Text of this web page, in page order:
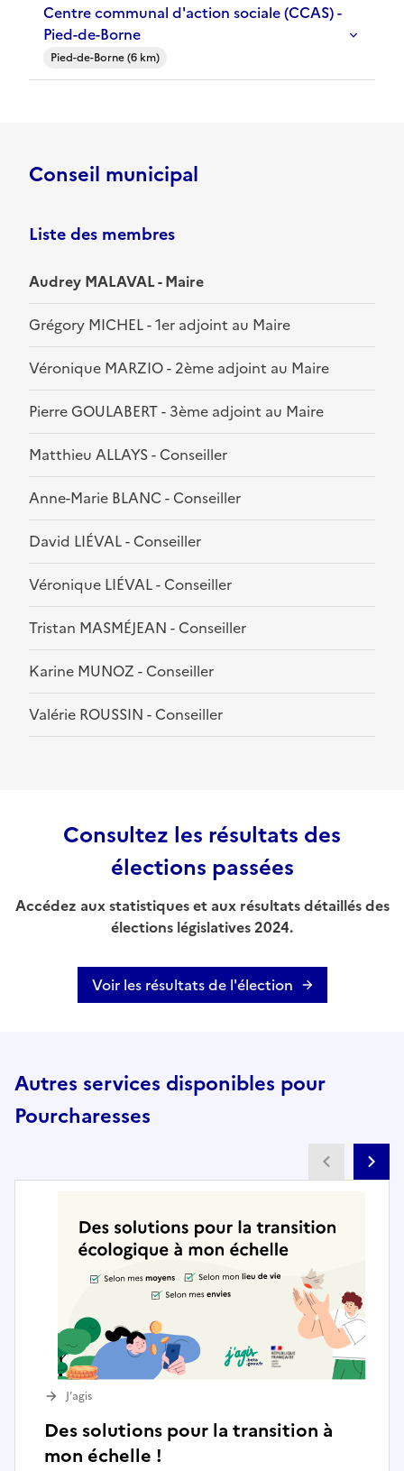
Centre communal d'action sociale (CCAS) -
Pied-de-Borne
Pied-de-Borne (6 km)
Conseil municipal
Liste des membres
Audrey MALAVAL - Maire
Grégory MICHEL - 1er adjoint au Maire
Véronique MARZIO - 2ème adjoint au Maire
Pierre GOULABERT - 3ème adjoint au Maire
Matthieu ALLAYS - Conseiller
Anne-Marie BLANC - Conseiller
David LIÉVAL - Conseiller
Véronique LIÉVAL - Conseiller
Tristan MASMÉJEAN - Conseiller
Karine MUNOZ - Conseiller
Valérie ROUSSIN - Conseiller
Consultez les résultats des
élections passées
Accédez aux statistiques et aux résultats détaillés des
élections législatives 2024.
Voir les résultats de l'élection
Autres services disponibles pour
Pourcharesses
Des solutions pour la transition à
mon échelle !
J’agis